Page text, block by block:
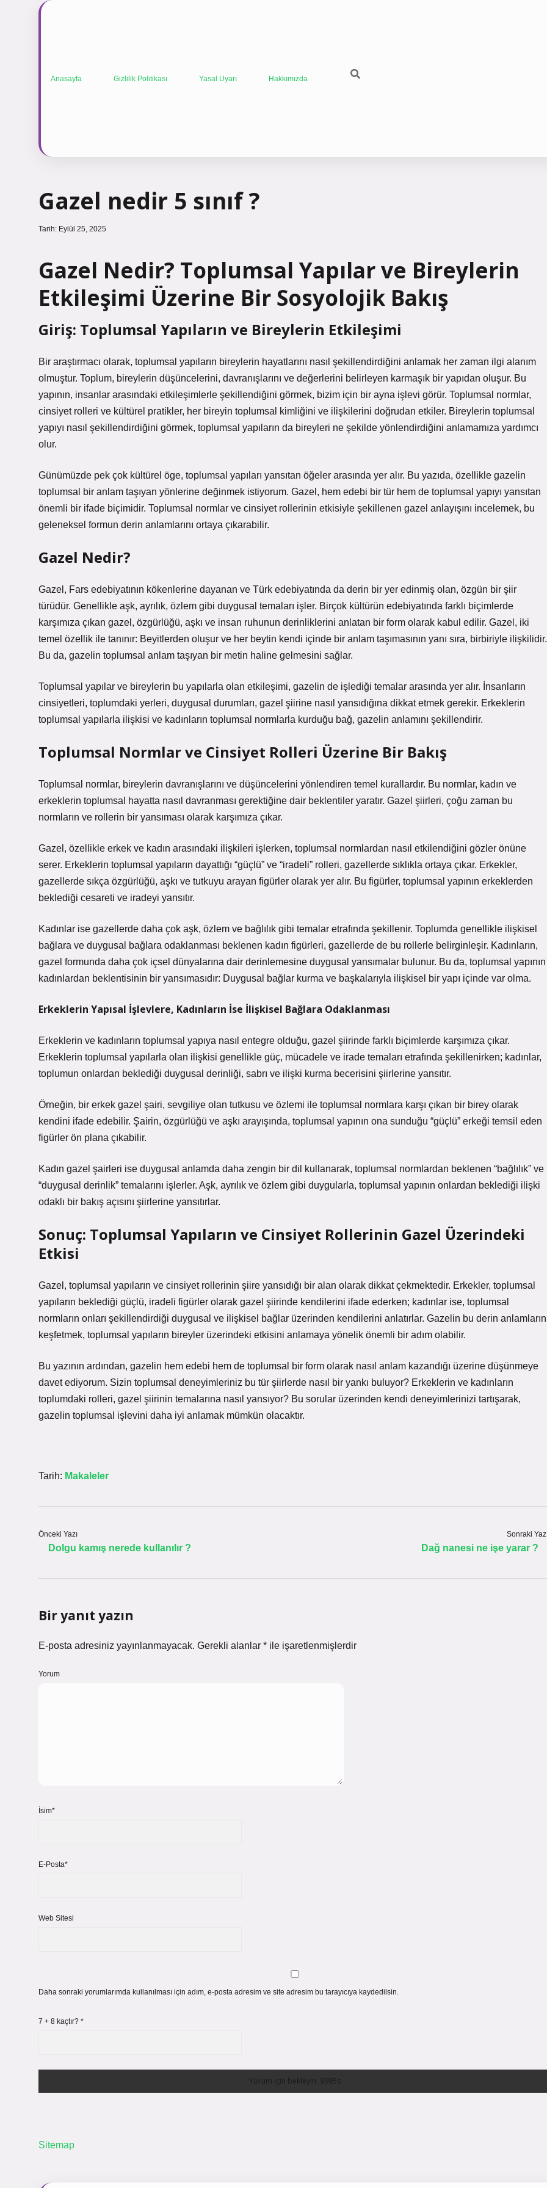
Anasayfa Gizlilik Politikası Yasal Uyarı Hakkımızda
Gazel nedir 5 sınıf ?
Tarih: Eylül 25, 2025
Gazel Nedir? Toplumsal Yapılar ve Bireylerin
Etkileşimi Üzerine Bir Sosyolojik Bakış
Giriş: Toplumsal Yapıların ve Bireylerin Etkileşimi
Bir araştırmacı olarak, toplumsal yapıların bireylerin hayatlarını nasıl şekillendirdiğini anlamak her zaman ilgi alanım
olmuştur. Toplum, bireylerin düşüncelerini, davranışlarını ve değerlerini belirleyen karmaşık bir yapıdan oluşur. Bu
yapının, insanlar arasındaki etkileşimlerle şekillendiğini görmek, bizim için bir ayna işlevi görür. Toplumsal normlar,
cinsiyet rolleri ve kültürel pratikler, her bireyin toplumsal kimliğini ve ilişkilerini doğrudan etkiler. Bireylerin toplumsal
yapıyı nasıl şekillendirdiğini görmek, toplumsal yapıların da bireyleri ne şekilde yönlendirdiğini anlamamıza yardımcı
olur.
Günümüzde pek çok kültürel öge, toplumsal yapıları yansıtan öğeler arasında yer alır. Bu yazıda, özellikle gazelin
toplumsal bir anlam taşıyan yönlerine değinmek istiyorum. Gazel, hem edebi bir tür hem de toplumsal yapıyı yansıtan
önemli bir ifade biçimidir. Toplumsal normlar ve cinsiyet rollerinin etkisiyle şekillenen gazel anlayışını incelemek, bu
geleneksel formun derin anlamlarını ortaya çıkarabilir.
Gazel Nedir?
Gazel, Fars edebiyatının kökenlerine dayanan ve Türk edebiyatında da derin bir yer edinmiş olan, özgün bir şiir
türüdür. Genellikle aşk, ayrılık, özlem gibi duygusal temaları işler. Birçok kültürün edebiyatında farklı biçimlerde
karşımıza çıkan gazel, özgürlüğü, aşkı ve insan ruhunun derinliklerini anlatan bir form olarak kabul edilir. Gazel, iki
temel özellik ile tanınır: Beyitlerden oluşur ve her beytin kendi içinde bir anlam taşımasının yanı sıra, birbiriyle ilişkilidir.
Bu da, gazelin toplumsal anlam taşıyan bir metin haline gelmesini sağlar.
Toplumsal yapılar ve bireylerin bu yapılarla olan etkileşimi, gazelin de işlediği temalar arasında yer alır. İnsanların
cinsiyetleri, toplumdaki yerleri, duygusal durumları, gazel şiirine nasıl yansıdığına dikkat etmek gerekir. Erkeklerin
toplumsal yapılarla ilişkisi ve kadınların toplumsal normlarla kurduğu bağ, gazelin anlamını şekillendirir.
Toplumsal Normlar ve Cinsiyet Rolleri Üzerine Bir Bakış
Toplumsal normlar, bireylerin davranışlarını ve düşüncelerini yönlendiren temel kurallardır. Bu normlar, kadın ve
erkeklerin toplumsal hayatta nasıl davranması gerektiğine dair beklentiler yaratır. Gazel şiirleri, çoğu zaman bu
normların ve rollerin bir yansıması olarak karşımıza çıkar.
Gazel, özellikle erkek ve kadın arasındaki ilişkileri işlerken, toplumsal normlardan nasıl etkilendiğini gözler önüne
serer. Erkeklerin toplumsal yapıların dayattığı “güçlü” ve “iradeli” rolleri, gazellerde sıklıkla ortaya çıkar. Erkekler,
gazellerde sıkça özgürlüğü, aşkı ve tutkuyu arayan figürler olarak yer alır. Bu figürler, toplumsal yapının erkeklerden
beklediği cesareti ve iradeyi yansıtır.
Kadınlar ise gazellerde daha çok aşk, özlem ve bağlılık gibi temalar etrafında şekillenir. Toplumda genellikle ilişkisel
bağlara ve duygusal bağlara odaklanması beklenen kadın figürleri, gazellerde de bu rollerle belirginleşir. Kadınların,
gazel formunda daha çok içsel dünyalarına dair derinlemesine duygusal yansımalar bulunur. Bu da, toplumsal yapının
kadınlardan beklentisinin bir yansımasıdır: Duygusal bağlar kurma ve başkalarıyla ilişkisel bir yapı içinde var olma.
Erkeklerin Yapısal İşlevlere, Kadınların İse İlişkisel Bağlara Odaklanması
Erkeklerin ve kadınların toplumsal yapıya nasıl entegre olduğu, gazel şiirinde farklı biçimlerde karşımıza çıkar.
Erkeklerin toplumsal yapılarla olan ilişkisi genellikle güç, mücadele ve irade temaları etrafında şekillenirken; kadınlar,
toplumun onlardan beklediği duygusal derinliği, sabrı ve ilişki kurma becerisini şiirlerine yansıtır.
Örneğin, bir erkek gazel şairi, sevgiliye olan tutkusu ve özlemi ile toplumsal normlara karşı çıkan bir birey olarak
kendini ifade edebilir. Şairin, özgürlüğü ve aşkı arayışında, toplumsal yapının ona sunduğu “güçlü” erkeği temsil eden
figürler ön plana çıkabilir.
Kadın gazel şairleri ise duygusal anlamda daha zengin bir dil kullanarak, toplumsal normlardan beklenen “bağlılık” ve
“duygusal derinlik” temalarını işlerler. Aşk, ayrılık ve özlem gibi duygularla, toplumsal yapının onlardan beklediği ilişki
odaklı bir bakış açısını şiirlerine yansıtırlar.
Sonuç: Toplumsal Yapıların ve Cinsiyet Rollerinin Gazel Üzerindeki
Etkisi
Gazel, toplumsal yapıların ve cinsiyet rollerinin şiire yansıdığı bir alan olarak dikkat çekmektedir. Erkekler, toplumsal
yapıların beklediği güçlü, iradeli figürler olarak gazel şiirinde kendilerini ifade ederken; kadınlar ise, toplumsal
normların onları şekillendirdiği duygusal ve ilişkisel bağlar üzerinden kendilerini anlatırlar. Gazelin bu derin
keşfetmek, toplumsal yapıların bireyler üzerindeki etkisini anlamaya yönelik önemli bir adım olabilir.
Bu yazının ardından, gazelin hem edebi hem de toplumsal bir form olarak nasıl anlam kazandığı üzerine düşünmeye
davet ediyorum. Sizin toplumsal deneyimleriniz bu tür şiirlerde nasıl bir yankı buluyor? Erkeklerin ve kadınların
toplumdaki rolleri, gazel şiirinin temalarına nasıl yansıyor? Bu sorular üzerinden kendi deneyimlerinizi tartışarak,
gazelin toplumsal işlevini daha iyi anlamak mümkün olacaktır.
Tarih: Makaleler
Önceki Yazı
Dolgu kamış nerede kullanılır ?
Sonraki
Dağ nanesi ne işe yarar ?
Bir yanıt yazın
E-posta adresiniz yayınlanmayacak. Gerekli alanlar * ile işaretlenmişlerdir
Yorum
İsim*
E-Posta*
Web Sitesi
Daha sonraki yorumlarımda kullanılması için adım, e-posta adresim ve site adresim bu tarayıcıya kaydedilsin.
7 + 8 kaçtır? *
Sitemap